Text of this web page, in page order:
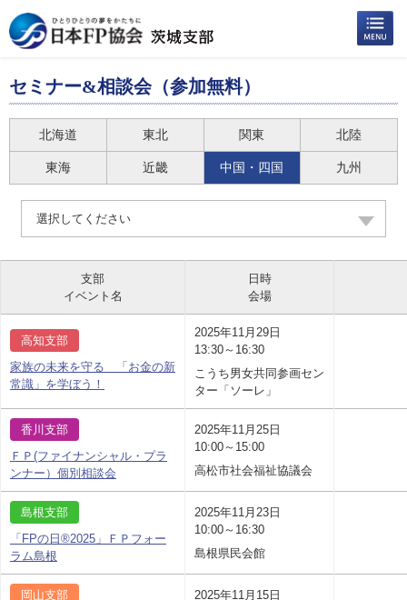
セミナー&相談会（参加無料）
北海道 東北 関東 北陸
東海 近畿 中国・四国 九州
選択してください
支部
イベント名
日時
会場
高知支部
家族の未来を守る 「お金の新
常識」を学ぼう！
2025年11月29日
13:30～16:30
こうち男女共同参画セン
ター「ソーレ」
香川支部
ＦＰ(ファイナンシャル・プラ
ンナー）個別相談会
2025年11月25日
10:00～15:00
高松市社会福祉協議会
島根支部
「FPの日®2025」ＦＰフォー
ラム島根
2025年11月23日
10:00～16:30
島根県民会館
岡山支部
2025年11月15日